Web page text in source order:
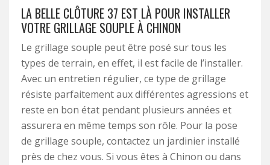
LA BELLE CLÔTURE 37 EST LÀ POUR INSTALLER
VOTRE GRILLAGE SOUPLE À CHINON
Le grillage souple peut être posé sur tous les
types de terrain, en effet, il est facile de l’installer.
Avec un entretien régulier, ce type de grillage
résiste parfaitement aux différentes agressions et
reste en bon état pendant plusieurs années et
assurera en même temps son rôle. Pour la pose
de grillage souple, contactez un jardinier installé
près de chez vous. Si vous êtes à Chinon ou dans